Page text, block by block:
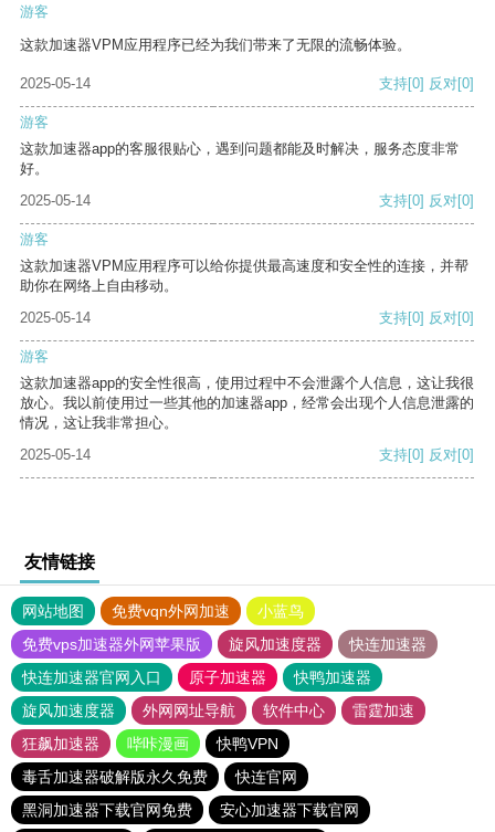
游客
这款加速器VPM应用程序已经为我们带来了无限的流畅体验。
2025-05-14 支持[0] 反对[0]
游客
这款加速器app的客服很贴心，遇到问题都能及时解决，服务态度非常
好。
2025-05-14
支持[0] 反对[0]
游客
这款加速器VPM应用程序可以给你提供最高速度和安全性的连接，并帮
助你在网络上自由移动。
2025-05-14
支持[0] 反对[0]
游客
这款加速器app的安全性很高，使用过程中不会泄露个人信息，这让我很
放心。我以前使用过一些其他的加速器app，经常会出现个人信息泄露的
情况，这让我非常担心。
2025-05-14
支持[0] 反对[0]
友情链接
网站地图 免费vqn外网加速
小蓝鸟
免费vps加速器外网苹果版
旋风加速度器
快连加速器
快连加速器官网入口
原子加速器
快鸭加速器
旋风加速度器
外网网址导航 软件中心
雷霆加速
狂飙加速器
哔咔漫画
快鸭VPN
毒舌加速器破解版永久免费
快连官网
黑洞加速器下载官网免费
安心加速器下载官网